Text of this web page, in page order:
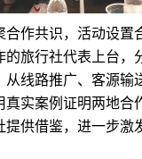
作共识，活动设置
的旅行社代表上台，
从线路推广、客源输
真实案例证明两地合
提供借鉴，进一步激